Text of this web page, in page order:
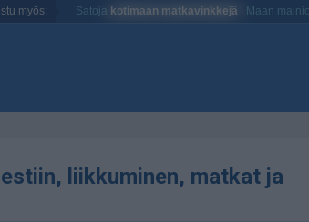
myös: Satoja kotimaan matkavinkkejä Maan
liikkuminen, matkat ja